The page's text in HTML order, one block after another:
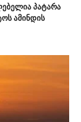
პატარა
ამინდის